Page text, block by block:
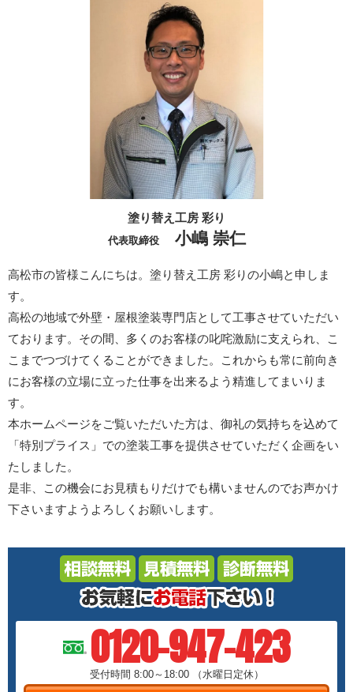
塗り替え工房 彩り
代表取締役 小嶋 崇仁
高松市の皆様こんにちは。塗り替え工房 彩りの小嶋と申しま
す。
高松の地域で外壁・屋根塗装専門店として工事させていただい
ております。その間、多くのお客様の叱咤激励に支えられ、こ
こまでつづけてくることができました。これからも常に前向き
にお客様の立場に立った仕事を出来るよう精進してまいりま
す。
本ホームページをご覧いただいた方は、御礼の気持ちを込めて
「特別プライス」での塗装工事を提供させていただく企画をい
たしました。
是非、この機会にお見積もりだけでも構いませんのでお声かけ
下さいますようよろしくお願いします。
0120-947-423
受付時間 8:00～18:00 （水曜日定休）